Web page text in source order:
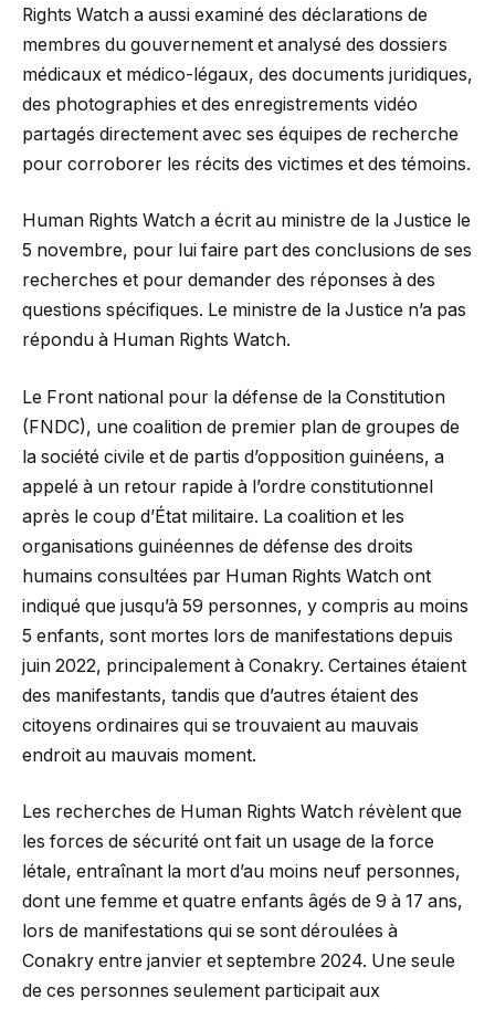
Rights Watch a aussi examiné des déclarations de
membres du gouvernement et analysé des dossiers
médicaux et médico-légaux, des documents juridiques,
des photographies et des enregistrements vidéo
partagés directement avec ses équipes de recherche
pour corroborer les récits des victimes et des témoins.
Human Rights Watch a écrit au ministre de la Justice le
5 novembre, pour lui faire part des conclusions de ses
recherches et pour demander des réponses à des
questions spécifiques. Le ministre de la Justice n’a pas
répondu à Human Rights Watch.
Le Front national pour la défense de la Constitution
(FNDC), une coalition de premier plan de groupes de
la société civile et de partis d’opposition guinéens, a
appelé à un retour rapide à l’ordre constitutionnel
après le coup d’État militaire. La coalition et les
organisations guinéennes de défense des droits
humains consultées par Human Rights Watch ont
indiqué que jusqu’à 59 personnes, y compris au moins
5 enfants, sont mortes lors de manifestations depuis
juin 2022, principalement à Conakry. Certaines étaient
des manifestants, tandis que d’autres étaient des
citoyens ordinaires qui se trouvaient au mauvais
endroit au mauvais moment.
Les recherches de Human Rights Watch révèlent que
les forces de sécurité ont fait un usage de la force
létale, entraînant la mort d’au moins neuf personnes,
dont une femme et quatre enfants âgés de 9 à 17 ans,
lors de manifestations qui se sont déroulées à
Conakry entre janvier et septembre 2024. Une seule
de ces personnes seulement participait aux